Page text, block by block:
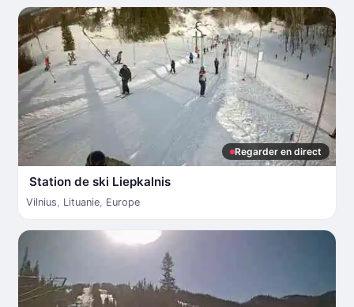
Regarder en direct
Station de ski Liepkalnis
Vilnius, Lituanie, Europe